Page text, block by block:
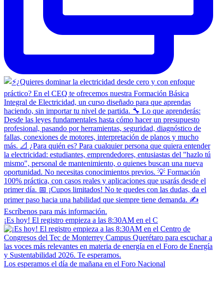
¡Es hoy! El registro empieza a las 8:30AM en el C
Los esperamos el día de mañana en el Foro Nacional